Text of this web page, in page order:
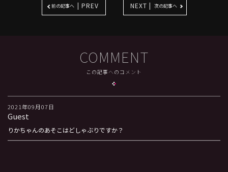
前の記事へ | PREV NEXT | 次の記事へ
COMMENT
この記事へのコメント
2021年09月07日
Guest
りかちゃんのあそこはどしゃぶりですか？